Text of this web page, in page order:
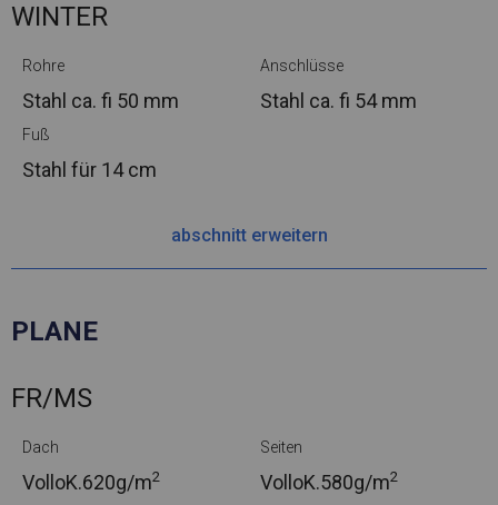
WINTER
Rohre
Stahl ca. fi 50 mm
Anschlüsse
Stahl ca. fi 54 mm
Fuß
Stahl für 14 cm
abschnitt erweitern
PLANE
FR/MS
Dach
VolloK.620g/m2
Seiten
VolloK.580g/m2